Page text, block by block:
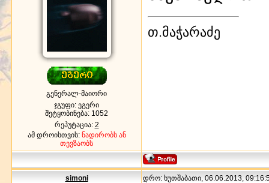
გენერალ-მაიორი
ჯგუფი: ეგერი
შეტყობინება: 1052
რეპუტაცია: 2
ამ დროისთვის: ნადირობს ან
თევზაობს
თ.მაჭარაძე
simoni დრო: ხუთშაბათი, 06.06.2013,